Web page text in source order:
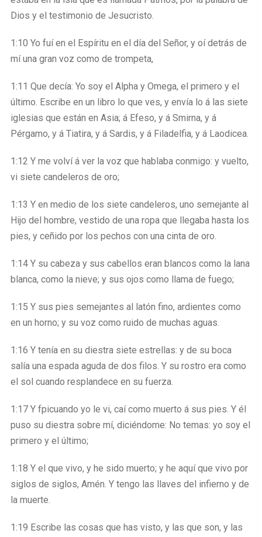
Dios y el testimonio de Jesucristo.
1:10 Yo fuí en el Espíritu en el día del Señor, y oí detrás de
mí una gran voz como de trompeta,
1:11 Que decía: Yo soy el Alpha y Omega, el primero y el
último. Escribe en un libro lo que ves, y envía lo á las siete
iglesias que están en Asia; á Efeso, y á Smirna, y á
Pérgamo, y á Tiatira, y á Sardis, y á Filadelfia, y á Laodicea.
1:12 Y me volví á ver la voz que hablaba conmigo: y vuelto,
vi siete candeleros de oro;
1:13 Y en medio de los siete candeleros, uno semejante al
Hijo del hombre, vestido de una ropa que llegaba hasta los
pies, y ceñido por los pechos con una cinta de oro.
1:14 Y su cabeza y sus cabellos eran blancos como la lana
blanca, como la nieve; y sus ojos como llama de fuego;
1:15 Y sus pies semejantes al latón fino, ardientes como
en un horno; y su voz como ruido de muchas aguas.
1:16 Y tenía en su diestra siete estrellas: y de su boca
salía una espada aguda de dos filos. Y su rostro era como
el sol cuando resplandece en su fuerza.
1:17 Y fpicuando yo le vi, caí como muerto á sus pies. Y él
puso su diestra sobre mí, diciéndome: No temas: yo soy el
primero y el último;
1:18 Y el que vivo, y he sido muerto; y he aquí que vivo por
siglos de siglos, Amén. Y tengo las llaves del infierno y de
la muerte.
1:19 Escribe las cosas que has visto, y las que son, y las